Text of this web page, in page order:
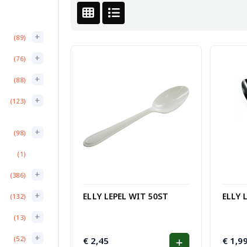
+
(89)
+
(76)
+
(88)
+
(123)
+
(98)
(1)
+
(386)
+
(132)
+
(13)
+
(52)
ELLY LEPEL WIT 50ST
€ 2,45
ELLY
€ 1,99